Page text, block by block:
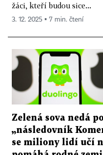
žáci, kteří budou sice...
3. 12. 2025 ▪ 7 min. čtení
Zelená sova nedá
„následovník
se miliony lidí učí